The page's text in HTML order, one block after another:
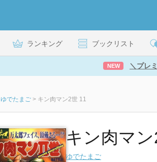
ランキング ブックリスト
NEW ＼プレ
ゆでたまご > キン肉マン2世 11
キン肉マ
ゆでたまご